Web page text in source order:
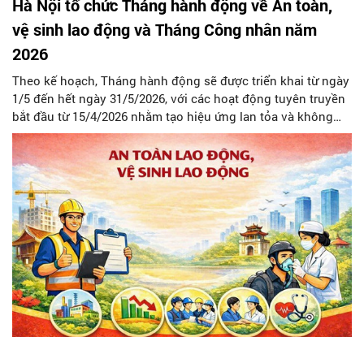
Hà Nội tổ chức Tháng hành động về An toàn,
vệ sinh lao động và Tháng Công nhân năm
2026
Theo kế hoạch, Tháng hành động sẽ được triển khai từ ngày
1/5 đến hết ngày 31/5/2026, với các hoạt động tuyên truyền
bắt đầu từ 15/4/2026 nhằm tạo hiệu ứng lan tỏa và không
khí sôi nổi trong toàn xã hội. Các hoạt động được tổ chức
đồng bộ tại các cơ quan quản lý nhà nước, khu công nghiệp,
cụm công nghiệp, doanh nghiệp, hợp tác xã và các làng
nghề.